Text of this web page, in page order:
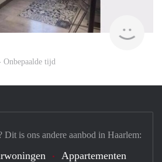
Onbepaalde tijd
Dit is ons andere aanbod in Haarlem:
Appartementen